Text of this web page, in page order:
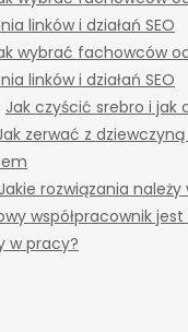
linków i działań SEO
wybrać fachowców
linków i działań SEO
Jak czyścić srebro i jak
zerwać z
Jakie rozwiązania
współpracownik
w pracy?